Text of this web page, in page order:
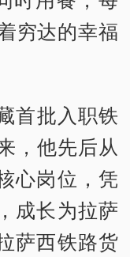
穷达的幸福
首批入职铁
，他先后从
心岗位，凭
成长为拉萨
萨西铁路货